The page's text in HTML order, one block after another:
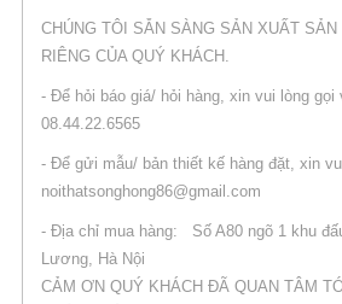
CHÚNG TÔI SẴN SÀNG SẢN XUẤT
RIÊNG CỦA QUÝ KHÁCH.
- Để hỏi báo giá/ hỏi hàng, xin vui lòng gọi
08.44.22.6565
- Để gửi mẫu/ bản thiết kế hàng đặt, xin
noithatsonghong86@gmail.com
- Địa chỉ mua hàng: Số A80 ngõ 1 khu
Lương, Hà Nội
CẢM ƠN QUÝ KHÁCH ĐÃ QUAN TÂM